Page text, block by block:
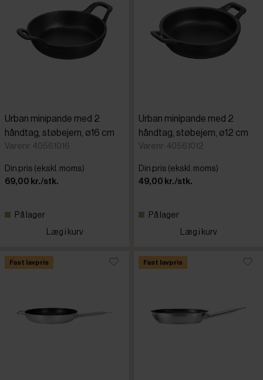
Urban minipande med 2
håndtag, støbejern, ø16 cm
Varenr: 40561016
Din pris (ekskl. moms)
69,00 kr./stk.
På lager
Læg i kurv
Urban minipande med 2
håndtag, støbejern, ø12 cm
Varenr: 40561012
Din pris (ekskl. moms)
49,00 kr./stk.
På lager
Læg i kurv
Fast lavpris Fast lavpris